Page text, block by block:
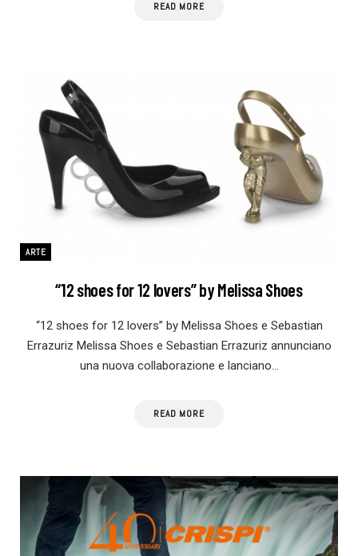
READ MORE
ARTE
“12 shoes for 12 lovers” by Melissa Shoes
“12 shoes for 12 lovers” by Melissa Shoes e Sebastian
Errazuriz Melissa Shoes e Sebastian Errazuriz annunciano
una nuova collaborazione e lanciano…
READ MORE